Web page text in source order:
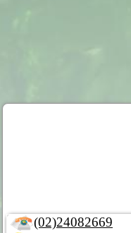
(02)24082669